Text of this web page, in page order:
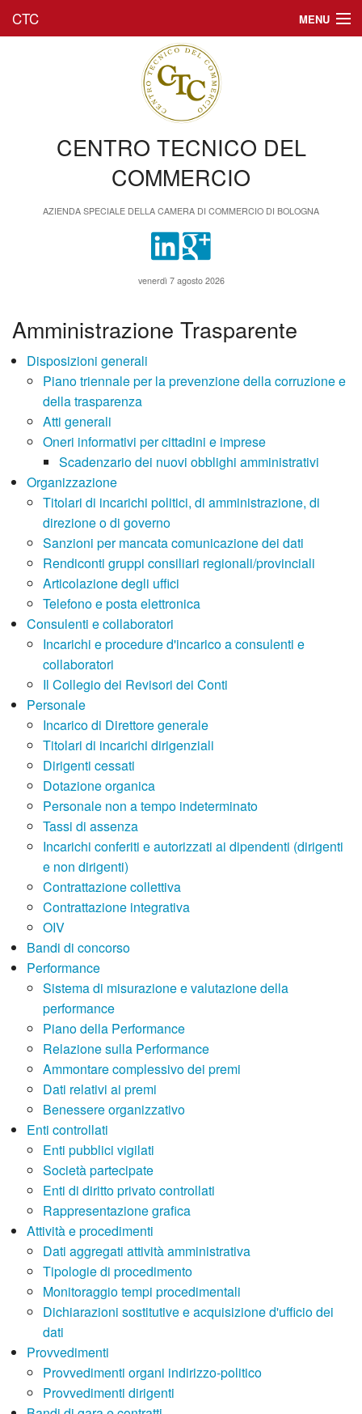
CTC MENU
CENTRO TECNICO DEL
COMMERCIO
AZIENDA SPECIALE DELLA CAMERA DI COMMERCIO DI BOLOGNA
venerdì 7 agosto 2026
Amministrazione Trasparente
Disposizioni generali
Piano triennale per la prevenzione della corruzione e
della trasparenza
Atti generali
Oneri informativi per cittadini e imprese
Scadenzario dei nuovi obblighi amministrativi
Organizzazione
Titolari di incarichi politici, di amministrazione, di
direzione o di governo
Sanzioni per mancata comunicazione dei dati
Rendiconti gruppi consiliari regionali/provinciali
Articolazione degli uffici
Telefono e posta elettronica
Consulenti e collaboratori
Incarichi e procedure d'incarico a consulenti e
collaboratori
Il Collegio dei Revisori dei Conti
Personale
Incarico di Direttore generale
Titolari di incarichi dirigenziali
Dirigenti cessati
Dotazione organica
Personale non a tempo indeterminato
Tassi di assenza
Incarichi conferiti e autorizzati ai dipendenti (dirigenti
e non dirigenti)
Contrattazione collettiva
Contrattazione integrativa
OIV
Bandi di concorso
Performance
Sistema di misurazione e valutazione della
performance
Piano della Performance
Relazione sulla Performance
Ammontare complessivo dei premi
Dati relativi ai premi
Benessere organizzativo
Enti controllati
Enti pubblici vigilati
Società partecipate
Enti di diritto privato controllati
Rappresentazione grafica
Attività e procedimenti
Dati aggregati attività amministrativa
Tipologie di procedimento
Monitoraggio tempi procedimentali
Dichiarazioni sostitutive e acquisizione d'ufficio dei
dati
Provvedimenti
Provvedimenti organi indirizzo-politico
Provvedimenti dirigenti